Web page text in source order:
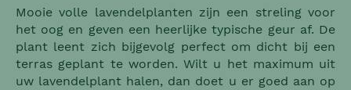
Mooie volle lavendelplanten zijn een streling voor
het oog en geven een heerlijke typische geur af. De
plant leent zich bijgevolg perfect om dicht bij een
terras geplant te worden. Wilt u het maximum uit
uw lavendelplant halen, dan doet u er goed aan op